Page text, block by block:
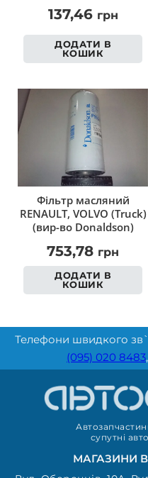
137,46 грн
ДОДАТИ В
КОШИК
Фільтр масляний
RENAULT, VOLVO (Truck)
(вир-во Donaldson)
753,78 грн
ДОДАТИ В
КОШИК
Телефони швидкого
(095) 020 8483,
супутні
МАГАЗИНИ